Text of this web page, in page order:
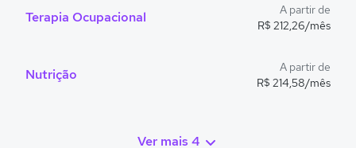
Terapia Ocupacional
A partir de
R$ 212,26/mês
Nutrição
A partir de
R$ 214,58/mês
Ver mais 4